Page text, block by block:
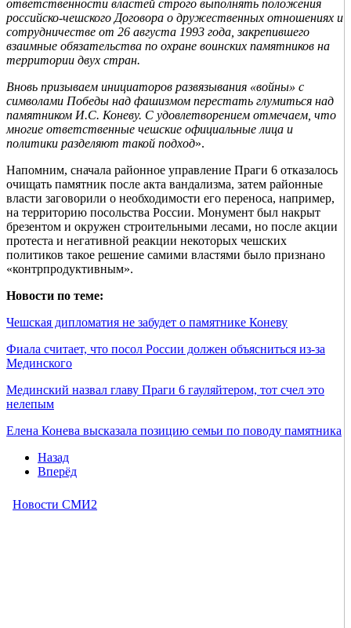
ответственности властей строго выполнять положения
российско-чешского Договора о дружественных отношениях и
сотрудничестве от 26 августа 1993 года, закрепившего
взаимные обязательства по охране воинских памятников на
территории двух стран.
Вновь призываем инициаторов развязывания «войны» с
символами Победы над фашизмом перестать глумиться над
памятником И.С. Коневу. С удовлетворением отмечаем, что
многие ответственные чешские официальные лица и
политики разделяют такой подход».
Напомним, сначала районное управление Праги 6 отказалось
очищать памятник после акта вандализма, затем районные
власти заговорили о необходимости его переноса, например,
на территорию посольства России. Монумент был накрыт
брезентом и окружен строительными лесами, но после акции
протеста и негативной реакции некоторых чешских
политиков такое решение самими властями было признано
«контрпродуктивным».
Новости по теме:
Чешская дипломатия не забудет о памятнике Коневу
Фиала считает, что посол России должен объясниться из-за
Мединского
Мединский назвал главу Праги 6 гауляйтером, тот счел это
нелепым
Елена Конева высказала позицию семьи по поводу памятника
Назад
Вперёд